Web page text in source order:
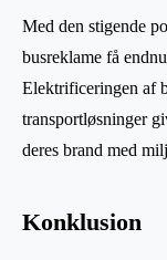
Med den stigende
busreklame få
Elektrificeringen af
transportløsninger
deres brand med
Konklusion